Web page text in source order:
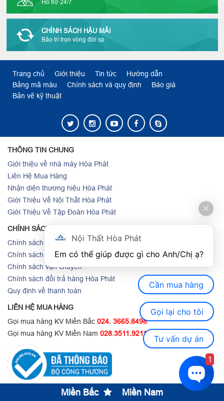
Hỗ trợ 24/7
CHÍNH SÁCH HẬU MÃI
Bảo trì trọn vòng đời sp
Trang chủ Giới thiệu Tin tức
Hướng dẫn
Bảng mã màu
Chính sách và quy định
Báo giá
Bản vẽ kỹ thuật
THÔNG TIN CHUNG
Giới thiệu về nhà máy Hòa Phát
Liên Hệ Mua Hàng
Nhận diện thương hiệu Hòa Phát
Giới Thiệu Về Nội Thất Hòa Phát
Giới Thiệu Về Tập Đoàn Hòa Phát
CHÍNH SÁCH
Chính sách bảo mật thông tin
Chính sách bảo hành
Chính sách vận chuyển
Chính sách đổi trả hàng Hòa Phát
Quy định về thanh toán
LIÊN HỆ MUA HÀNG
Gọi mua hàng KV Miền Bắc 024. 3665.8498
Gọi mua hàng KV Miền Nam 028.3511.9211
Copyright © 2022 Bản quyền thuộc về Nội Thất Hòa Phát.
Miền Bắc Miền Nam
Nội Thất Hòa Phát
Cần mua hàng
Gọi lại cho tôi
Tư vấn dự án
1